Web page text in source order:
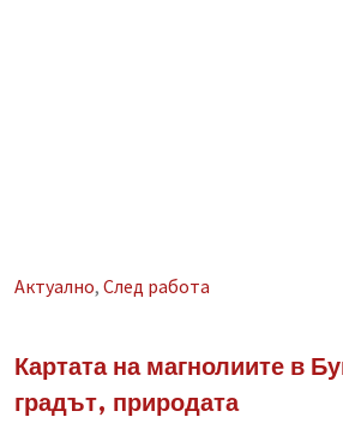
Aктуално, След работа
Картата на магнолиите в
градът, природата